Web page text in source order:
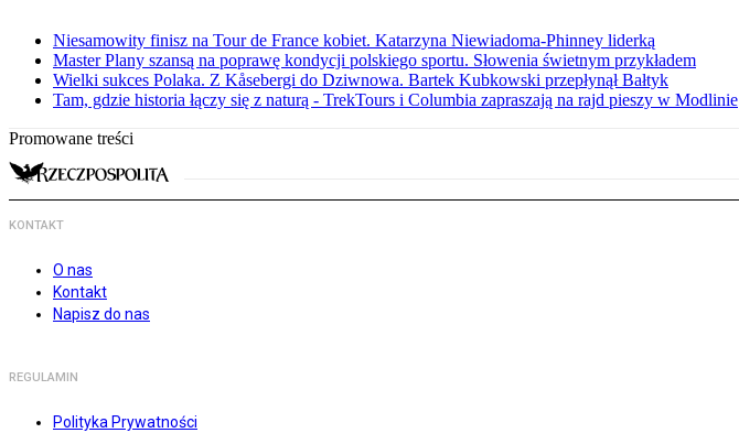
Niesamowity finisz na Tour de France kobiet. Katarzyna Niewiadoma-Phinney liderką
Master Plany szansą na poprawę kondycji polskiego sportu. Słowenia świetnym przykładem
Wielki sukces Polaka. Z Kåsebergi do Dziwnowa. Bartek Kubkowski przepłynął Bałtyk
Tam, gdzie historia łączy się z naturą - TrekTours i Columbia zapraszają na rajd pieszy w Modlinie
Promowane treści
KONTAKT
O nas
Kontakt
Napisz do nas
REGULAMIN
Polityka Prywatności